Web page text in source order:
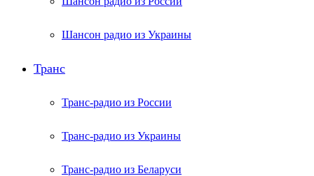
Шансон радио из Украины
Транс
Транс-радио из России
Транс-радио из Украины
Транс-радио из Беларуси